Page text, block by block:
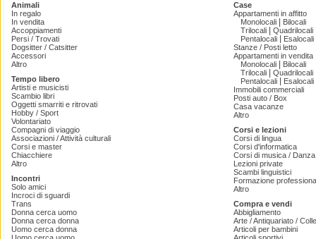
Animali
In regalo
In vendita
Accoppiamenti
Persi / Trovati
Dogsitter / Catsitter
Accessori
Altro
Tempo libero
Artisti e musicisti
Scambio libri
Oggetti smarriti e ritrovati
Hobby / Sport
Volontariato
Compagni di viaggio
Associazioni / Attività culturali
Corsi e master
Chiacchiere
Altro
Incontri
Solo amici
Incroci di sguardi
Trans
Donna cerca uomo
Donna cerca donna
Uomo cerca donna
Case
Appartamenti in affitto
Monolocali
Bilocali
Trilocali
Quadrilocali
Pentalocali
Esalocali
Stanze / Posti letto
Appartamenti in vendita
Monolocali
Bilocali
Trilocali
Quadrilocali
Pentalocali
Esalocali
Immobili commerciali
Posti auto / Box
Casa vacanze
Altro
Corsi e lezioni
Corsi di lingua
Corsi d'informatica
Corsi di musica /
Lezioni private
Scambi linguistici
Formazione
Altro
Compra e vendi
Abbigliamento
Arte / Antiquariato /
Articoli per bambini